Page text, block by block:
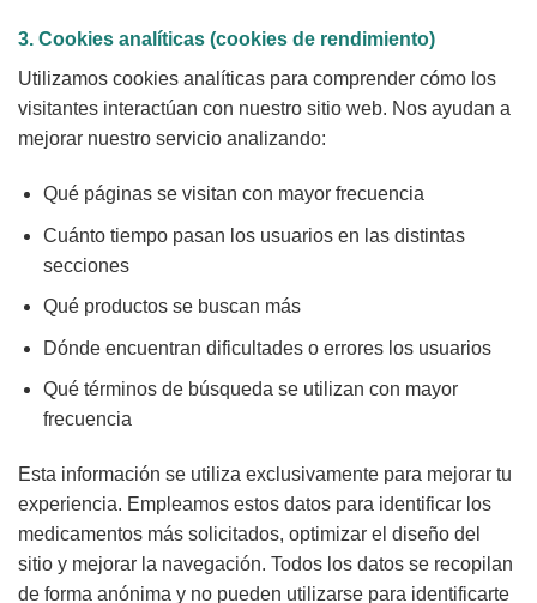
3. Cookies analíticas (cookies de rendimiento)
Utilizamos cookies analíticas para comprender cómo los
visitantes interactúan con nuestro sitio web. Nos ayudan a
mejorar nuestro servicio analizando:
Qué páginas se visitan con mayor frecuencia
Cuánto tiempo pasan los usuarios en las distintas
secciones
Qué productos se buscan más
Dónde encuentran dificultades o errores los usuarios
Qué términos de búsqueda se utilizan con mayor
frecuencia
Esta información se utiliza exclusivamente para mejorar tu
experiencia. Empleamos estos datos para identificar los
medicamentos más solicitados, optimizar el diseño del
sitio y mejorar la navegación. Todos los datos se recopilan
de forma anónima y no pueden utilizarse para identificarte